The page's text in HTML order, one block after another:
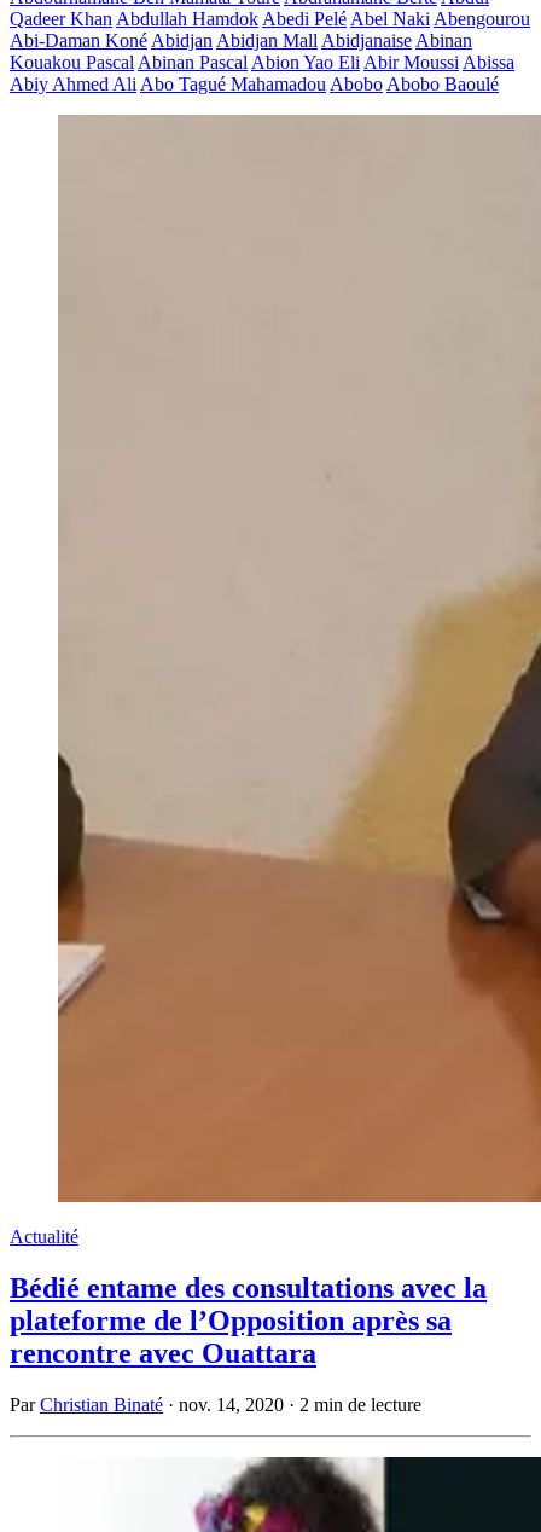
Qadeer Khan Abdullah Hamdok Abedi Pelé Abel Naki Abengourou
Abi-Daman Koné Abidjan Abidjan Mall Abidjanaise Abinan
Kouakou Pascal Abinan Pascal Abion Yao Eli Abir Moussi Abissa
Abiy Ahmed Ali Abo Tagué Mahamadou Abobo Abobo Baoulé
Actualité
Bédié entame des consultations avec la
plateforme de l’Opposition après sa
rencontre avec Ouattara
ParChristian Binaté · nov. 14, 2020 · 2 min de lecture